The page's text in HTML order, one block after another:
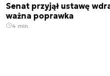
Senat przyjął ustawę
ważna poprawka
4 min.